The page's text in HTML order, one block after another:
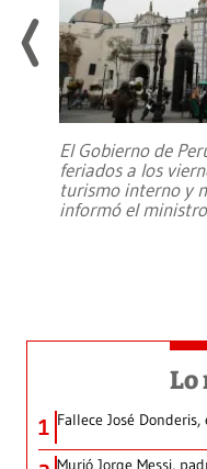
El Gobierno de
feriados a los
turismo interno y
informó el ministro
Lo
1 Fallece José